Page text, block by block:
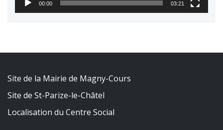
00:00 03:21
Site de la Mairie de Magny-Cours
Site de St-Parize-le-Châtel
Localisation du Centre Social